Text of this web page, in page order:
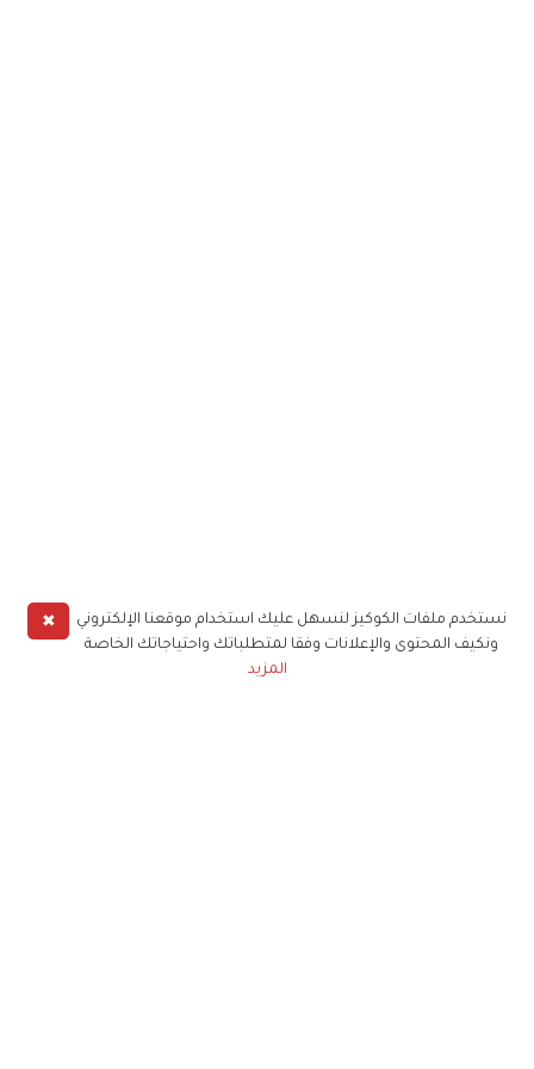
✖
نستخدم ملفات الكوكيز لنسهل عليك استخدام موقعنا الإلكتروني
ونكيف المحتوى والإعلانات وفقا لمتطلباتك واحتياجاتك الخاصة
المزيد